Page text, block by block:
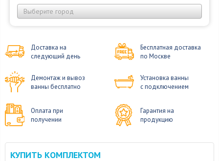
Выберите город
Доставка на
следующий день
Бесплатная доставка
по Москве
Демонтаж и вывоз
ванны бесплатно
Установка ванны
с подключением
Оплата при
получении
Гарантия на
продукцию
КУПИТЬ КОМПЛЕКТОМ